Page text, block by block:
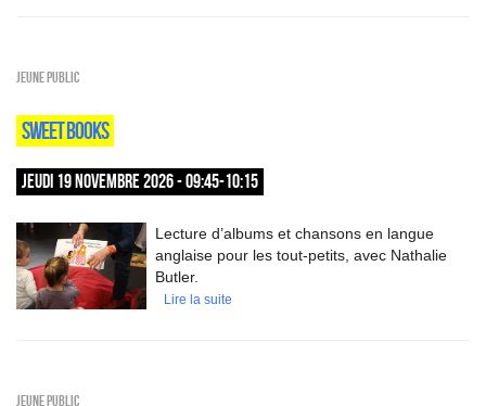
Jeune public
SWEET BOOKS
JEUDI 19 NOVEMBRE 2026 - 09:45-10:15
Lecture d’albums et chansons en langue
anglaise pour les tout-petits, avec Nathalie
Butler.
Lire la suite
Jeune public